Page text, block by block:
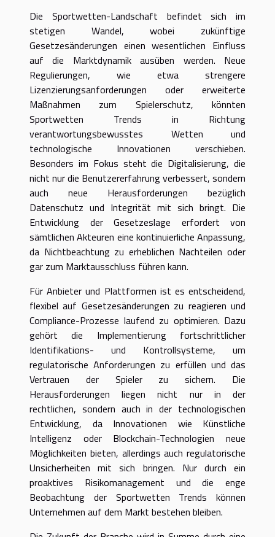
Die Sportwetten-Landschaft befindet sich im
stetigen Wandel, wobei zukünftige
Gesetzesänderungen einen wesentlichen Einfluss
auf die Marktdynamik ausüben werden. Neue
Regulierungen, wie etwa strengere
Lizenzierungsanforderungen oder erweiterte
Maßnahmen zum Spielerschutz, könnten
Sportwetten Trends in Richtung
verantwortungsbewusstes Wetten und
technologische Innovationen verschieben.
Besonders im Fokus steht die Digitalisierung, die
nicht nur die Benutzererfahrung verbessert, sondern
auch neue Herausforderungen bezüglich
Datenschutz und Integrität mit sich bringt. Die
Entwicklung der Gesetzeslage erfordert von
sämtlichen Akteuren eine kontinuierliche Anpassung,
da Nichtbeachtung zu erheblichen Nachteilen oder
gar zum Marktausschluss führen kann.
Für Anbieter und Plattformen ist es entscheidend,
flexibel auf Gesetzesänderungen zu reagieren und
Compliance-Prozesse laufend zu optimieren. Dazu
gehört die Implementierung fortschrittlicher
Identifikations- und Kontrollsysteme, um
regulatorische Anforderungen zu erfüllen und das
Vertrauen der Spieler zu sichern. Die
Herausforderungen liegen nicht nur in der
rechtlichen, sondern auch in der technologischen
Entwicklung, da Innovationen wie Künstliche
Intelligenz oder Blockchain-Technologien neue
Möglichkeiten bieten, allerdings auch regulatorische
Unsicherheiten mit sich bringen. Nur durch ein
proaktives Risikomanagement und die enge
Beobachtung der Sportwetten Trends können
Unternehmen auf dem Markt bestehen bleiben.